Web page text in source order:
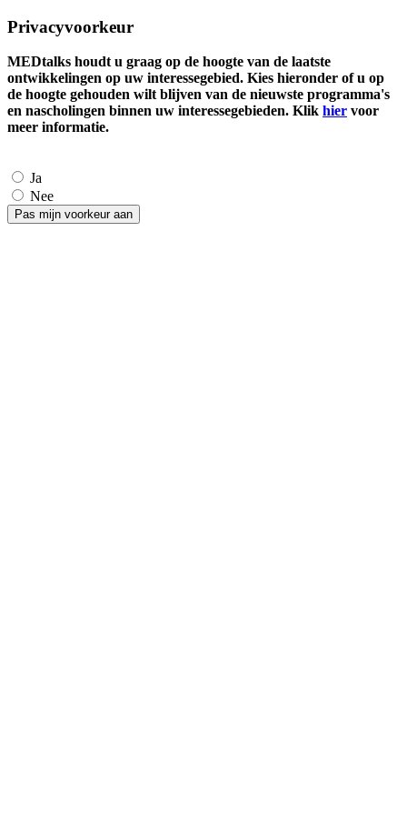
Privacyvoorkeur
MEDtalks houdt u graag op de hoogte van de laatste
ontwikkelingen op uw interessegebied. Kies hieronder of u op
de hoogte gehouden wilt blijven van de nieuwste programma's
en nascholingen binnen uw interessegebieden. Klik hier voor
meer informatie.
Ja
Nee